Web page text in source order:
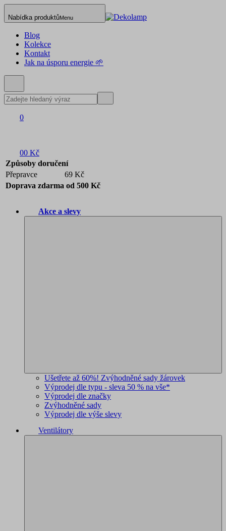
Nabídka produktůMenu
Blog
Kolekce
Kontakt
Jak na úsporu energie 🌱
0
00 Kč
Způsoby doručení
Přepravce
69 Kč
Doprava zdarma od 500 Kč
Akce a slevy
Ušetřete až 60%! Zvýhodněné sady žárovek
Výprodej dle typu - sleva 50 % na vše*
Výprodej dle značky
Zvýhodněné sady
Výprodej dle výše slevy
Ventilátory